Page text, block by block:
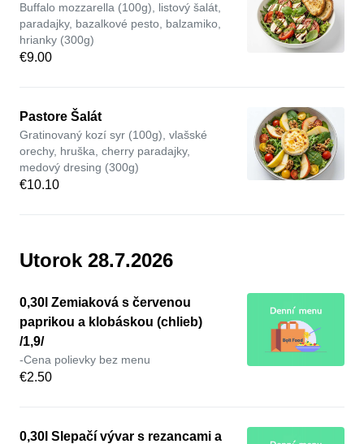
Buffalo mozzarella (100g), listový šalát,
paradajky, bazalkové pesto, balzamiko,
hrianky (300g)
€9.00
Pastore Šalát
Gratinovaný kozí syr (100g), vlašské
orechy, hruška, cherry paradajky,
medový dresing (300g)
€10.10
Utorok 28.7.2026
0,30l Zemiaková s červenou
paprikou a klobáskou (chlieb)
/1,9/
-Cena polievky bez menu
€2.50
0,30l Slepačí vývar s rezancami a